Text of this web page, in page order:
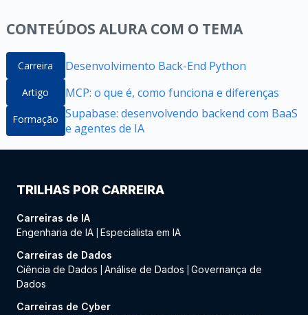
CONTEÚDOS ALURA COM O TEMA
Carreira Desenvolvimento Back-End Python
Artigo MCP: o que é, como funciona e diferenças
Formação Supabase: desenvolvendo backend com BaaS
e agentes de IA
TRILHAS POR CARREIRA
Carreiras de IA
Engenharia de IA Especialista em IA
Carreiras de Dados
Ciência de Dados
Análise de Dados
Governança de
Dados
Carreiras de Cyber